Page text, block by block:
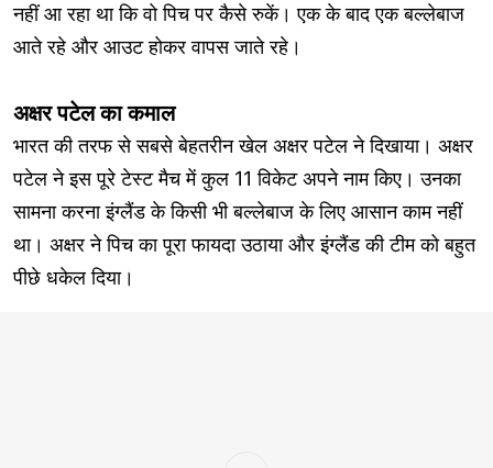
नहीं आ रहा था कि वो पिच पर कैसे रुकें। एक के बाद एक बल्लेबाज
आते रहे और आउट होकर वापस जाते रहे।
अक्षर पटेल का कमाल
भारत की तरफ से सबसे बेहतरीन खेल अक्षर पटेल ने दिखाया। अक्षर
पटेल ने इस पूरे टेस्ट मैच में कुल 11 विकेट अपने नाम किए। उनका
सामना करना इंग्लैंड के किसी भी बल्लेबाज के लिए आसान काम नहीं
था। अक्षर ने पिच का पूरा फायदा उठाया और इंग्लैंड की टीम को बहुत
पीछे धकेल दिया।